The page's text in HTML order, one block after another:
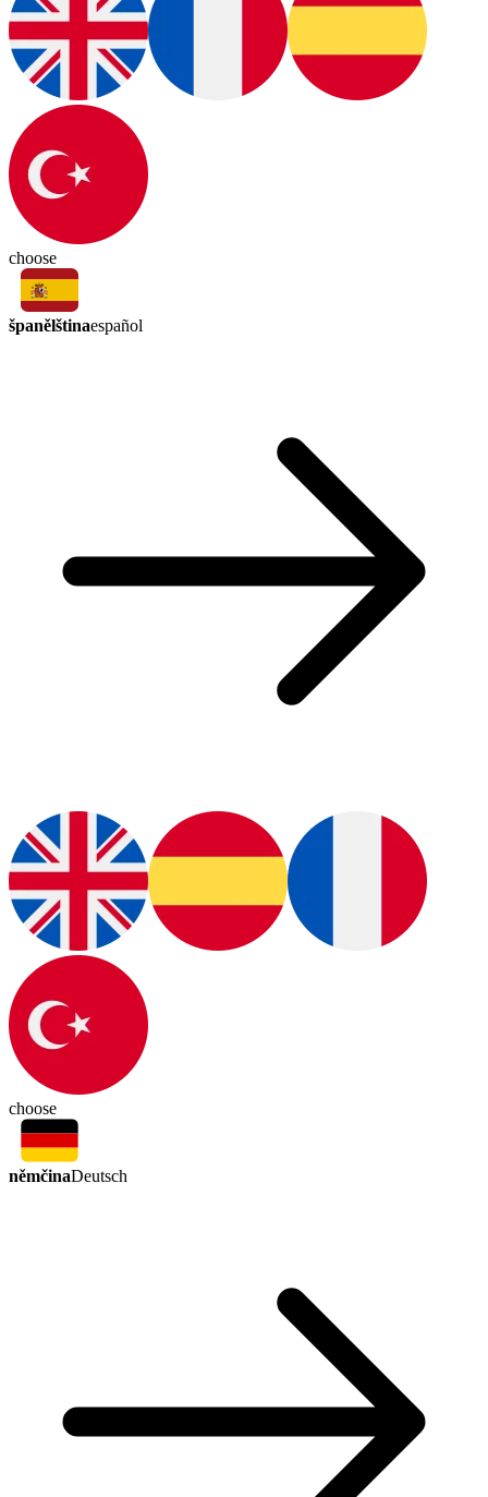
choose
španělštinaespañol
choose
němčinaDeutsch